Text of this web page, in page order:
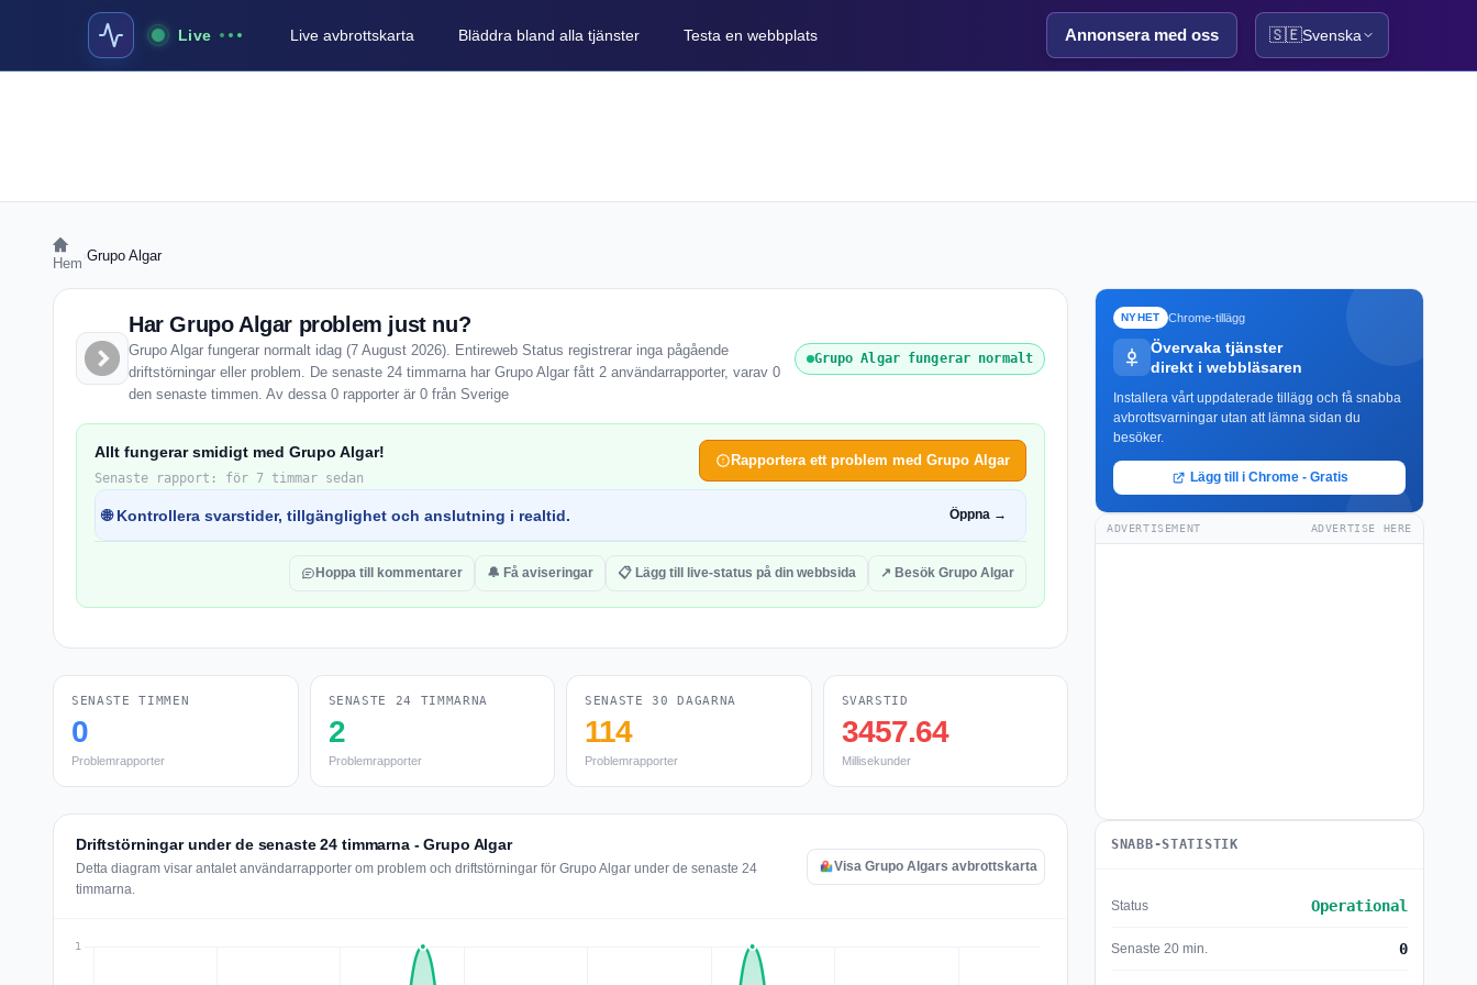
Live Live avbrottskarta Bläddra bland alla tjänster Testa en webbplats Annonsera med oss 🇸🇪Svenska
Hem Grupo Algar
Har Grupo Algar problem just nu?
Grupo Algar fungerar normalt idag (7 August 2026). Entireweb Status registrerar inga pågående
driftstörningar eller problem. De senaste 24 timmarna har Grupo Algar fått 2 användarrapporter, varav 0
den senaste timmen. Av dessa 0 rapporter är 0 från Sverige
Grupo Algar fungerar normalt
Allt fungerar smidigt med Grupo Algar!
Senaste rapport: för 7 timmar sedan
Rapportera ett problem med Grupo Algar
🌐 Kontrollera svarstider, tillgänglighet och anslutning i realtid. Öppna →
Hoppa till kommentarer 🔔 Få aviseringar 📋 Lägg till live-status på din webbsida ↗ Besök Grupo Algar
SENASTE TIMMEN
0
Problemrapporter
SENASTE 24 TIMMARNA
2
Problemrapporter
SENASTE 30 DAGARNA
114
Problemrapporter
SVARSTID
3457.64
Millisekunder
Driftstörningar under de senaste 24 timmarna - Grupo Algar
Detta diagram visar antalet användarrapporter om problem och driftstörningar för Grupo Algar under de senaste 24
timmarna.
Visa Grupo Algars avbrottskarta
NYHET Chrome-tillägg
Övervaka tjänster
direkt i webbläsaren
Installera vårt uppdaterade tillägg och få snabba
avbrottsvarningar utan att lämna sidan du
besöker.
Lägg till i Chrome - Gratis
ADVERTISEMENT ADVERTISE HERE
SNABB-STATISTIK
Status Operational
Senaste 20 min. 0